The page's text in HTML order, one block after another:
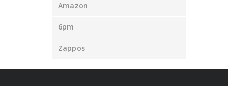
Amazon
6pm
Zappos